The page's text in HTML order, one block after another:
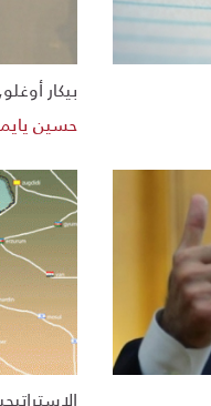
بيكار
حسين